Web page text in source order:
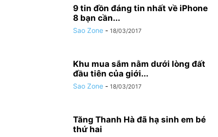
9 tin đồn đáng tin nhất về iPhone
8 bạn cần...
Sao Zone - 18/03/2017
Khu mua sắm nằm dưới lòng đất
đầu tiên của giới...
Sao Zone - 18/03/2017
Tăng Thanh Hà đã hạ sinh em bé
thứ hai